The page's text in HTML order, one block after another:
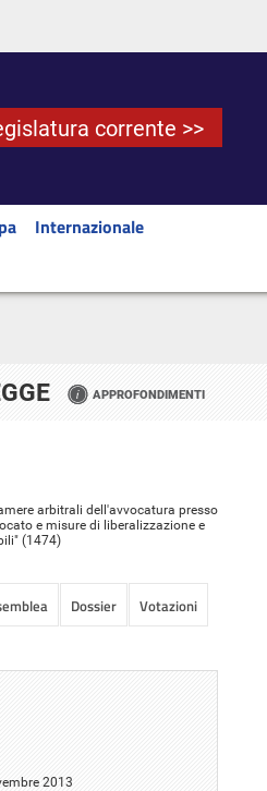
corrente >>
Internazionale
APPROFONDIMENTI
arbitrali dell'avvocatura presso
e misure di liberalizzazione e
(1474)
Dossier
Votazioni
2013